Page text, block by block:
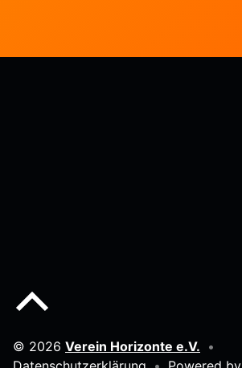
© 2026 Verein Horizonte e.V. •